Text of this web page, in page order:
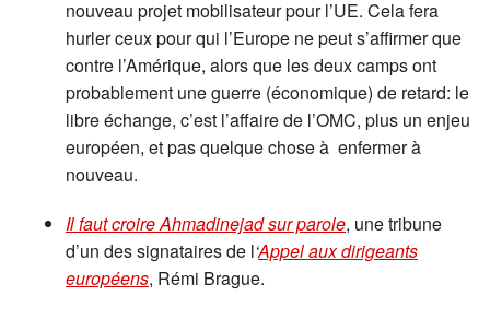
nouveau projet mobilisateur pour l’UE. Cela fera
hurler ceux pour qui l’Europe ne peut s’affirmer que
contre l’Amérique, alors que les deux camps ont
probablement une guerre (économique) de retard: le
libre échange, c’est l’affaire de l’OMC, plus un enjeu
européen, et pas quelque chose à enfermer à
nouveau.
Il faut croire Ahmadinejad sur parole, une tribune
d’un des signataires de l‘Appel aux dirigeants
européens, Rémi Brague.